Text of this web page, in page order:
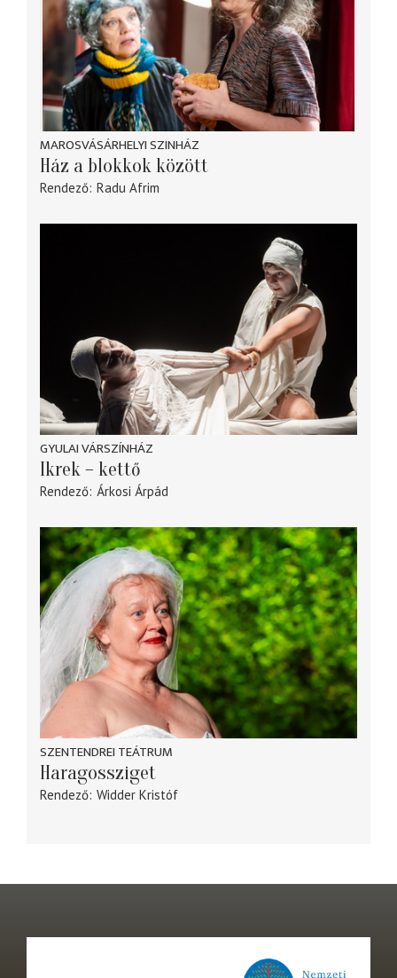
MAROSVÁSÁRHELYI SZINHÁZ
Ház a blokkok között
Rendező Radu Afrim
GYULAI VÁRSZÍNHÁZ
Ikrek – kettő
Rendező Árkosi Árpád
SZENTENDREI TEÁTRUM
Haragossziget
Rendező Widder Kristóf